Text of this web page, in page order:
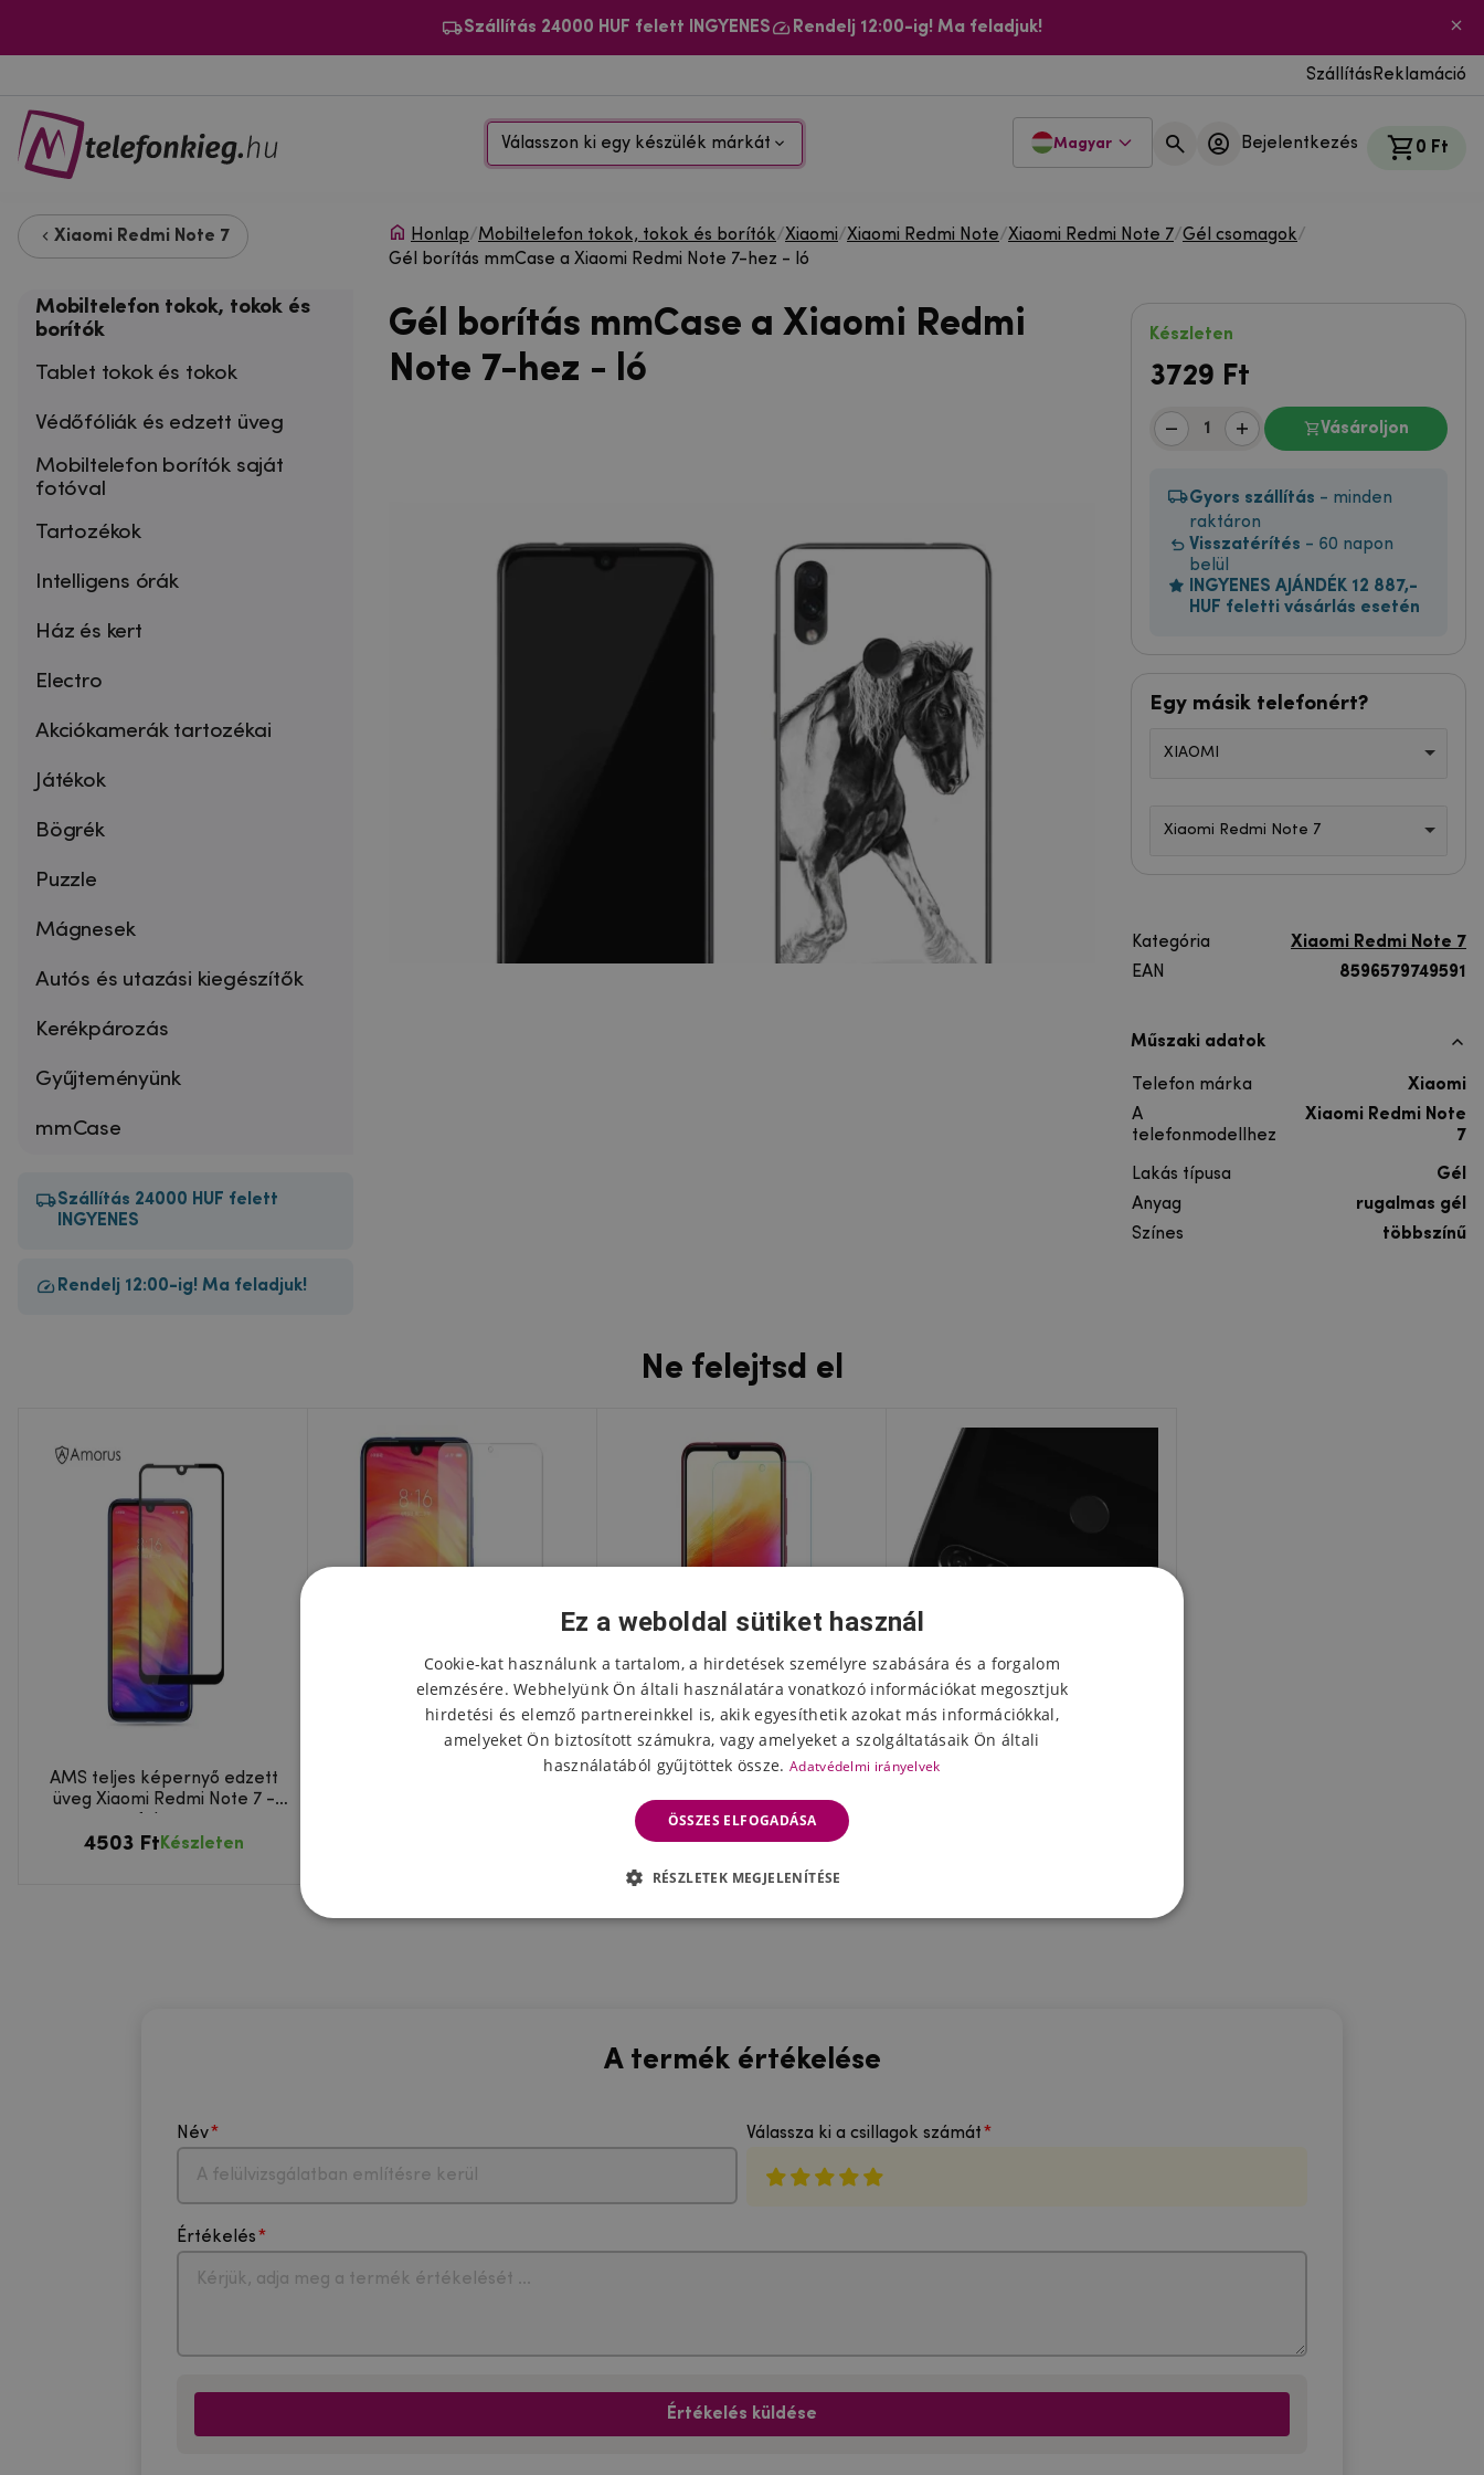
Szállítás 24000 HUF felett INGYENES Rendelj 12:00-ig! Ma feladjuk!
Szállítás Reklamáció
Válasszon ki egy készülék márkát Magyar Bejelentkezés 0 Ft
Xiaomi Redmi Note 7
Mobiltelefon tokok, tokok és
borítók
Tablet tokok és tokok
Védőfóliák és edzett üveg
Mobiltelefon borítók saját
fotóval
Tartozékok
Intelligens órák
Ház és kert
Electro
Akciókamerák tartozékai
Játékok
Bögrék
Puzzle
Mágnesek
Autós és utazási kiegészítők
Kerékpározás
Gyűjteményünk
mmCase
Szállítás 24000 HUF felett
INGYENES
Rendelj 12:00-ig! Ma feladjuk!
Honlap/Mobiltelefon tokok, tokok és borítók/Xiaomi/Xiaomi Redmi Note/Xiaomi Redmi Note 7/Gél csomagok/
Gél borítás mmCase a Xiaomi Redmi Note 7-hez - ló
Gél borítás mmCase a Xiaomi Redmi
Note 7-hez - ló
Készleten
3729 Ft
Vásároljon
Gyors szállítás - minden
raktáron
Visszatérítés - 60 napon
belül
INGYENES AJÁNDÉK 12 887,-
HUF feletti vásárlás esetén
Egy másik telefonért?
XIAOMI
Xiaomi Redmi Note 7
Kategória
Xiaomi Redmi Note 7
EAN
8596579749591
Műszaki adatok
Telefon márka
Xiaomi
A
telefonmodellhez
Xiaomi Redmi Note
7
Lakás típusa
Gél
Anyag
rugalmas gél
Színes
többszínű
Ne felejtsd el
AMS teljes képernyő edzett
üveg Xiaomi Redmi Note 7 -
4503 Ft Készleten
ENK edzett üveg a Xiaomi
Redmi Note 7-en
3316 FtKészleten
A termék értékelése
Név Válassza ki a csillagok számát
Értékelés
Értékelés küldése
Ez a weboldal sütiket használ
Cookie-kat használunk a tartalom, a hirdetések személyre szabására és a forgalom
elemzésére. Webhelyünk Ön általi használatára vonatkozó információkat megosztjuk
hirdetési és elemző partnereinkkel is, akik egyesíthetik azokat más információkkal,
amelyeket Ön biztosított számukra, vagy amelyeket a szolgáltatásaik Ön általi
használatából gyűjtöttek össze. Adatvédelmi irányelvek
ÖSSZES ELFOGADÁSA
RÉSZLETEK MEGJELENÍTÉSE